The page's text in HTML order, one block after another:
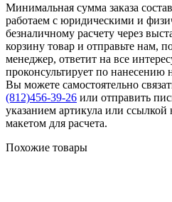
Минимальная сумма заказа
работаем с юридическими и
безналичному расчету через
корзину товар и отправьте нам,
менеджер, ответит на все
проконсультирует по
Вы можете самостоятельно
(812)456-39-26 или отправить
указанием артикула или ссылкой
макетом для расчета.
Похожие товары